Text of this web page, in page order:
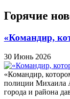
Горячие
«Командир,
30 Июнь 2026
«Командир,
полиции Михаила
города и района